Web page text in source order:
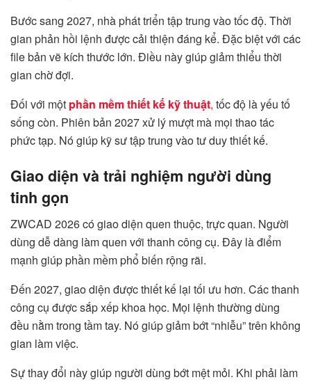
Bước sang 2027, nhà phát triển tập trung vào tốc độ. Thời
gian phản hồi lệnh được cải thiện đáng kể. Đặc biệt với các
file bản vẽ kích thước lớn. Điều này giúp giảm thiểu thời
gian chờ đợi.
Đối với một phần mềm thiết kế kỹ thuật, tốc độ là yếu tố
sống còn. Phiên bản 2027 xử lý mượt mà mọi thao tác
phức tạp. Nó giúp kỹ sư tập trung vào tư duy thiết kế.
Giao diện và trải nghiệm người dùng
tinh gọn
ZWCAD 2026 có giao diện quen thuộc, trực quan. Người
dùng dễ dàng làm quen với thanh công cụ. Đây là điểm
mạnh giúp phần mềm phổ biến rộng rãi.
Đến 2027, giao diện được thiết kế lại tối ưu hơn. Các thanh
công cụ được sắp xếp khoa học. Mọi lệnh thường dùng
đều nằm trong tầm tay. Nó giúp giảm bớt “nhiễu” trên không
gian làm việc.
Sự thay đổi này giúp người dùng bớt mệt mỏi. Khi phải làm